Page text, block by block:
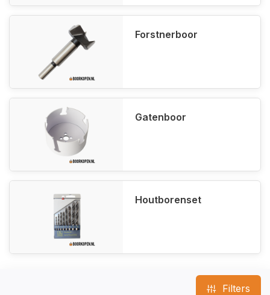
Forstnerboor
Gatenboor
Houtborenset
Filters